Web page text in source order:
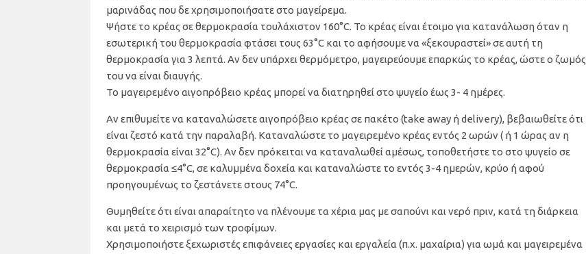
μαρινάδας που δε χρησιμοποιήσατε στο μαγείρεμα.
Ψήστε το κρέας σε θερμοκρασία τουλάχιστον 160°C. Το κρέας είναι έτοιμο για κατανάλωση όταν η
εσωτερική του θερμοκρασία φτάσει τους 63°C και το αφήσουμε να «ξεκουραστεί» σε αυτή τη
θερμοκρασία για 3 λεπτά. Αν δεν υπάρχει θερμόμετρο, μαγειρεύουμε επαρκώς το κρέας, ώστε ο ζωμός
του να είναι διαυγής.
Το μαγειρεμένο αιγοπρόβειο κρέας μπορεί να διατηρηθεί στο ψυγείο έως 3- 4 ημέρες.
Αν επιθυμείτε να καταναλώσετε αιγοπρόβειο κρέας σε πακέτο (take away ή delivery), βεβαιωθείτε ότι
είναι ζεστό κατά την παραλαβή. Καταναλώστε το μαγειρεμένο κρέας εντός 2 ωρών ( ή 1 ώρας αν η
θερμοκρασία είναι 32°C). Αν δεν πρόκειται να καταναλωθεί αμέσως, τοποθετήστε το στο ψυγείο σε
θερμοκρασία ≤4°C, σε καλυμμένα δοχεία και καταναλώστε το εντός 3-4 ημερών, κρύο ή αφού
προηγουμένως το ζεστάνετε στους 74°C.
Θυμηθείτε ότι είναι απαραίτητο να πλένουμε τα χέρια μας με σαπούνι και νερό πριν, κατά τη διάρκεια
και μετά το χειρισμό των τροφίμων.
Χρησιμοποιήστε ξεχωριστές επιφάνειες εργασίες και εργαλεία (π.χ. μαχαίρια) για ωμά και μαγειρεμένα